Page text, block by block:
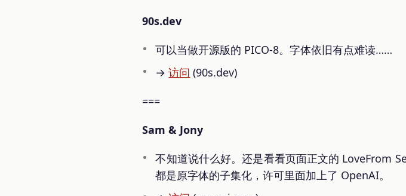
90s.dev
可以当做开源版的 PICO-8。字体依旧有点难读……
→访问 (90s.dev)
===
Sam & Jony
不知道说什么好。还是看看页面正文的 LoveFrom
都是原字体的子集化，许可里面加上了 OpenAI。